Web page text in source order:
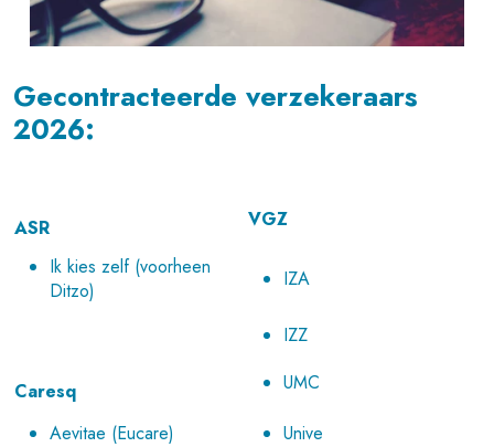
Gecontracteerde verzekeraars
2026:
ASR
VGZ
Ik kies zelf (voorheen
Ditzo)
IZA
IZZ
Caresq
UMC
Aevitae (Eucare)
Unive